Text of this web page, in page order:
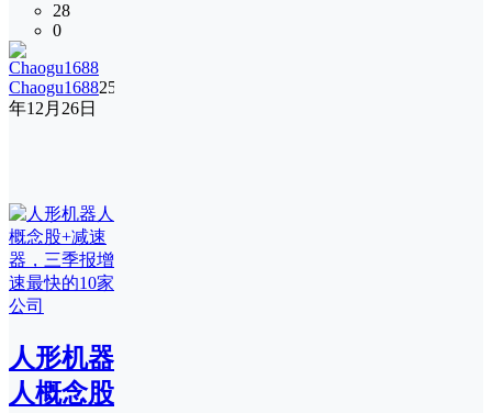
28
0
Chaogu168825
年12月26日
人形机器
人概念股